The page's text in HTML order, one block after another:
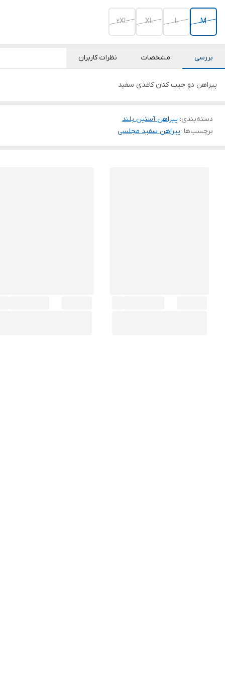
M
L
XL
2XL
بررسی مشخصات نظرات کاربران
پیراهن دو جیب کتان کاغذی سفید
دسته‌بندی: پیراهن آستین بلند
برچسب‌ها :پیراهن سفید مجلسی